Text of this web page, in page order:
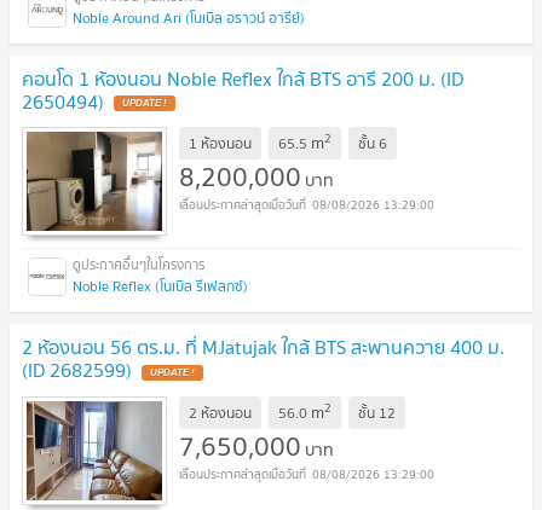
Noble Around Ari (โนเบิล อราวน์ อารีย์)
คอนโด 1 ห้องนอน Noble Reflex ใกล้ BTS อารี 200 ม. (ID
2650494) UPDATE !
1 ห้องนอน 65.5 m2 ชั้น6
8,200,000 บาท
08/08/2026 13:29:00
Noble Reflex (โนเบิล รีเฟลกซ์)
2 ห้องนอน 56 ตร.ม. ที่ MJatujak ใกล้ BTS สะพานควาย 400 ม.
(ID 2682599) UPDATE !
2 ห้องนอน 56.0 m2 ชั้น 12
7,650,000 บาท
08/08/2026 13:29:00